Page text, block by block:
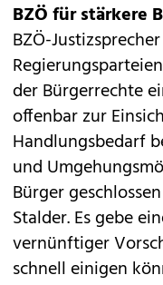
BZÖ für stärkere
BZÖ-
der Bürgerrechte
offenbar zur
Handlungsbedarf
und
Bürger
Stalder. Es gebe
vernünftiger
schnell einigen